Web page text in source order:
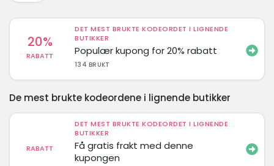
20%
RABATT
DET MEST BRUKTE KODEORDET I LIGNENDE
BUTIKKER
Populær kupong for 20% rabatt
134 BRUKT
De mest brukte kodeordene i lignende butikker
RABATT
DET MEST BRUKTE KODEORDET I LIGNENDE
BUTIKKER
Få gratis frakt med denne
kupongen